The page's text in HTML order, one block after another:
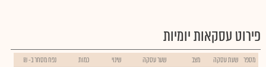
פירוט עסקאות יומיות
מספר שעת עסקה מצב שער עסקה שינוי כמות נפח מסחר ב- ₪